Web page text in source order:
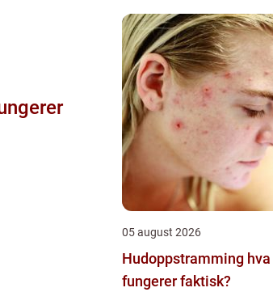
05 august 2026
Hudoppstramming hva
fungerer faktisk?